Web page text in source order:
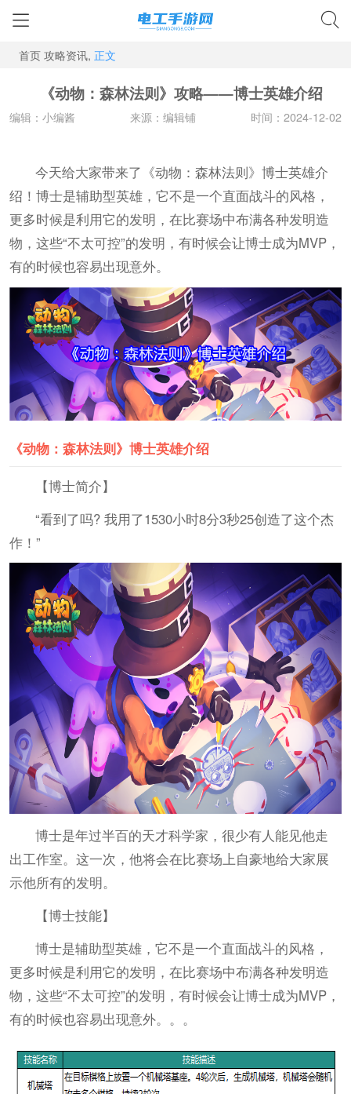
首页 攻略资讯, 正文
《动物：森林法则》攻略——博士英雄介绍
编辑：小编酱 来源：编辑铺 时间：2024-12-02
今天给大家带来了《动物：森林法则》博士英雄介
绍！博士是辅助型英雄，它不是一个直面战斗的风格，
更多时候是利用它的发明，在比赛场中布满各种发明造
物，这些“不太可控”的发明，有时候会让博士成为MVP，
有的时候也容易出现意外。
《动物：森林法则》博士英雄介绍
【博士简介】
“看到了吗? 我用了1530小时8分3秒25创造了这个杰
作！”
博士是年过半百的天才科学家，很少有人能见他走
出工作室。这一次，他将会在比赛场上自豪地给大家展
示他所有的发明。
【博士技能】
博士是辅助型英雄，它不是一个直面战斗的风格，
更多时候是利用它的发明，在比赛场中布满各种发明造
物，这些“不太可控”的发明，有时候会让博士成为MVP，
有的时候也容易出现意外。。。